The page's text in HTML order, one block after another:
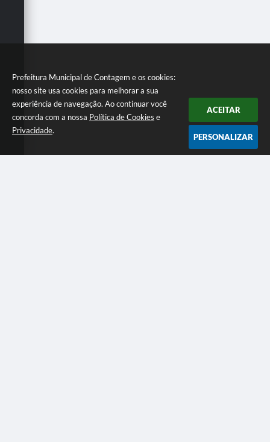
Prefeitura Municipal de Contagem e os cookies:
nosso site usa cookies para melhorar a sua
experiência de navegação. Ao continuar você
concorda com a nossa Política de Cookies e
Privacidade.
ACEITAR
PERSONALIZAR